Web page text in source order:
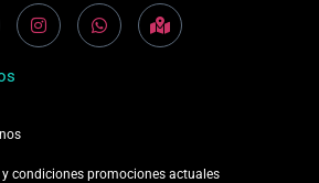
y condiciones promociones actuales